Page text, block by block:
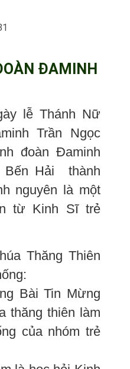
ĐAMINH
lễ Thánh Nữ
Trần Ngọc
đoàn Đaminh
Bến Hải thành
nguyên là một
từ Kinh Sĩ trẻ
Thăng Thiên
Bài Tin Mừng
thăng thiên làm
của nhóm trẻ